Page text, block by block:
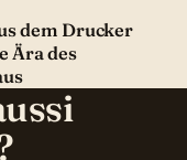
dem Drucker
Ära des